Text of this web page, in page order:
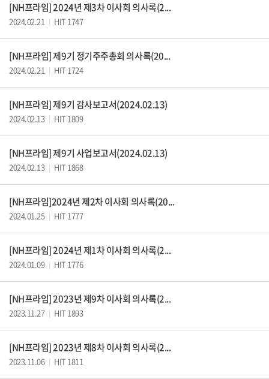
[NH프라임] 2024년 제3차 이사회 의사록(2...
2024.02.21 HIT 1747
[NH프라임] 제9기 정기주주총회 의사록(20...
2024.02.21 HIT 1724
[NH프라임] 제9기 감사보고서(2024.02.13)
2024.02.13 HIT 1809
[NH프라임] 제9기 사업보고서(2024.02.13)
2024.02.13 HIT 1868
[NH프라임]2024년 제2차 이사회 의사록(20...
2024.01.25 HIT 1777
[NH프라임] 2024년 제1차 이사회 의사록(2...
2024.01.09 HIT 1776
[NH프라임] 2023년 제9차 이사회 의사록(2...
2023.11.27 HIT 1893
[NH프라임] 2023년 제8차 이사회 의사록(2...
2023.11.06 HIT 1811